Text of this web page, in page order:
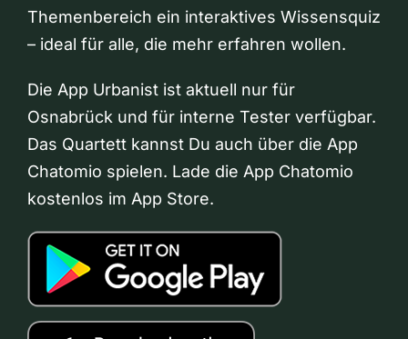
Themenbereich ein interaktives Wissensquiz
– ideal für alle, die mehr erfahren wollen.
Die App Urbanist ist aktuell nur für
Osnabrück und für interne Tester verfügbar.
Das Quartett kannst Du auch über die App
Chatomio spielen. Lade die App Chatomio
kostenlos im App Store.